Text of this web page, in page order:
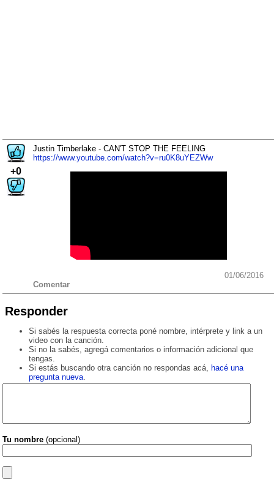
+0
Justin Timberlake - CAN'T STOP THE FEELING
https://www.youtube.com/watch?v=ru0K8uYEZWw
01/06/2016
Comentar
Responder
Si sabés la respuesta correcta poné nombre, intérprete y link a un
video con la canción.
Si no la sabés, agregá comentarios o información adicional que
tengas.
Si estás buscando otra canción no respondas acá, hacé una
pregunta nueva.
Tu nombre (opcional)